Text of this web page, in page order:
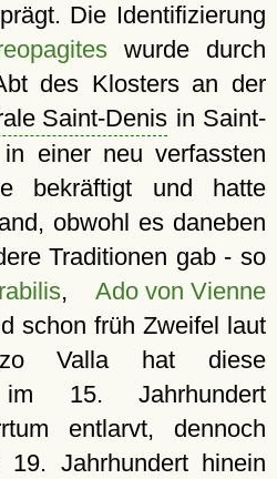
Die Identifizierung
wurde durch
des Klosters an der
Saint-Denis in Saint-
einer neu verfassten
bekräftigt und hatte
obwohl es daneben
Traditionen gab - so
, Ado von Vienne
schon früh Zweifel laut
Valla hat diese
im 15. Jahrhundert
entlarvt, dennoch
Jahrhundert hinein